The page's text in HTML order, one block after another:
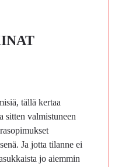
tällä kertaa
sitten valmistuneen
Ja jotta tilanne ei
jo aiemmin